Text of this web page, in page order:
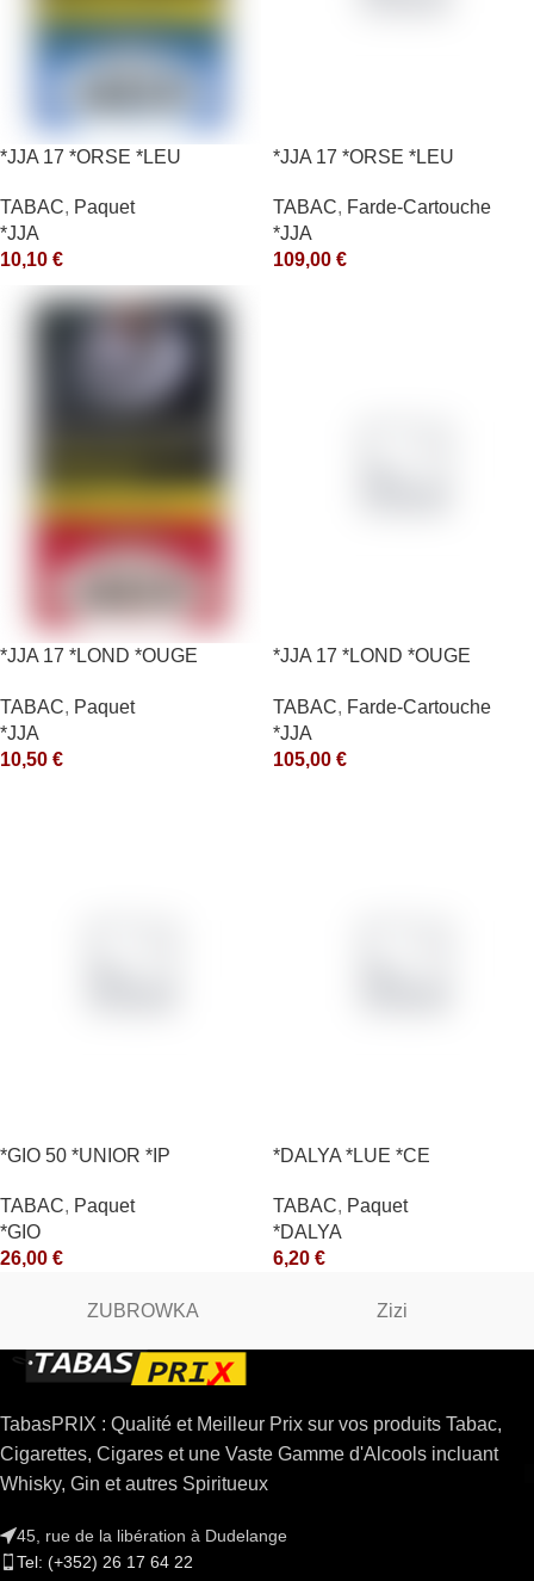
*JJA 17 *ORSE *LEU
TABAC, Paquet
*JJA
10,10 €
*JJA 17 *ORSE *LEU
TABAC, Farde-Cartouche
*JJA
109,00 €
*JJA 17 *LOND *OUGE
TABAC, Paquet
*JJA
10,50 €
*JJA 17 *LOND *OUGE
TABAC, Farde-Cartouche
*JJA
105,00 €
*GIO 50 *UNIOR *IP
TABAC, Paquet
*GIO
26,00 €
*DALYA *LUE *CE
TABAC, Paquet
*DALYA
6,20 €
ZUBROWKA Zizi
TabasPRIX : Qualité et Meilleur Prix sur vos produits Tabac,
Cigarettes, Cigares et une Vaste Gamme d'Alcools incluant
Whisky, Gin et autres Spiritueux
45, rue de la libération à Dudelange
Tel: (+352) 26 17 64 22